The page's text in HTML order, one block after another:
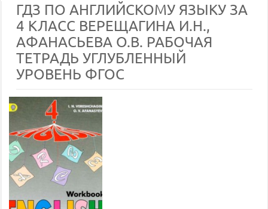
ГДЗ ПО АНГЛИЙСКОМУ ЯЗЫКУ ЗА
4 КЛАСС ВЕРЕЩАГИНА И.Н.,
АФАНАСЬЕВА О.В. РАБОЧАЯ
ТЕТРАДЬ УГЛУБЛЕННЫЙ
УРОВЕНЬ ФГОС